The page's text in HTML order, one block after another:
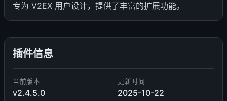
专为 V2EX 用户设计，提供了丰富的扩展功能。
插件信息
当前版本
v2.4.5.0
更新时间
2025-10-22